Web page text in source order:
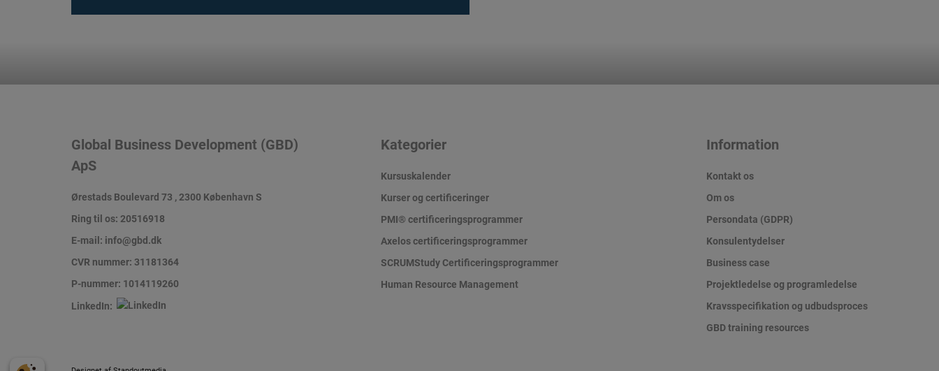
Global Business Development (GBD)
ApS
Ørestads Boulevard 73 , 2300 København S
Ring til os: 20516918
E-mail: info@gbd.dk
CVR nummer: 31181364
P-nummer: 1014119260
LinkedIn:
Kategorier
Kursuskalender
Kurser og certificeringer
PMI® certificeringsprogrammer
Axelos certificeringsprogrammer
SCRUMStudy Certificeringsprogrammer
Human Resource Management
Information
Kontakt os
Om os
Persondata (GDPR)
Konsulentydelser
Business case
Projektledelse og programledelse
Kravsspecifikation og udbudsproces
GBD training resources